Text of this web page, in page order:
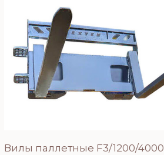
Вилы паллетные F3/1200/4000